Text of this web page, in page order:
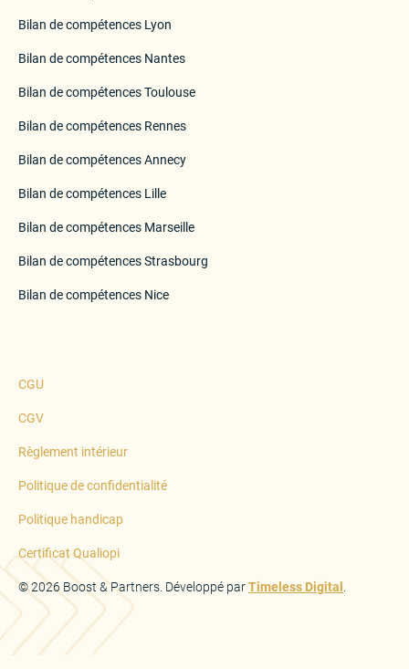
Bilan de compétences Lyon
Bilan de compétences Nantes
Bilan de compétences Toulouse
Bilan de compétences Rennes
Bilan de compétences Annecy
Bilan de compétences Lille
Bilan de compétences Marseille
Bilan de compétences Strasbourg
Bilan de compétences Nice
©2026 Boost & Partners. Développé parTimeless Digital
CGU
CGV
Règlement intérieur
Politique de confidentialité
Politique handicap
Certificat Qualiopi